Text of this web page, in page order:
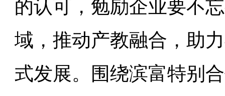
的认可，勉励企业要不
域，推动产教融合，助
式发展。围绕滨富特别